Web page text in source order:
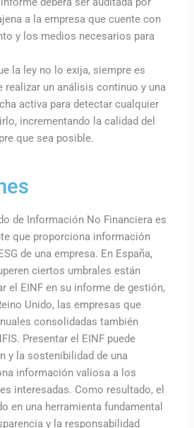
a la empresa que cuente con
y los medios necesarios para
la ley no lo exija, siempre es
realizar un análisis continuo y una
activa para detectar cualquier
incrementando la calidad del
que sea posible.
de Información No Financiera es
que proporciona información
de una empresa. En España,
ciertos umbrales están
el EINF en su informe de gestión,
Unido, las empresas que
consolidadas también
Presentar el EINF puede
y la sostenibilidad de una
información valiosa a los
interesadas. Como resultado, el
en una herramienta fundamental
y la responsabilidad